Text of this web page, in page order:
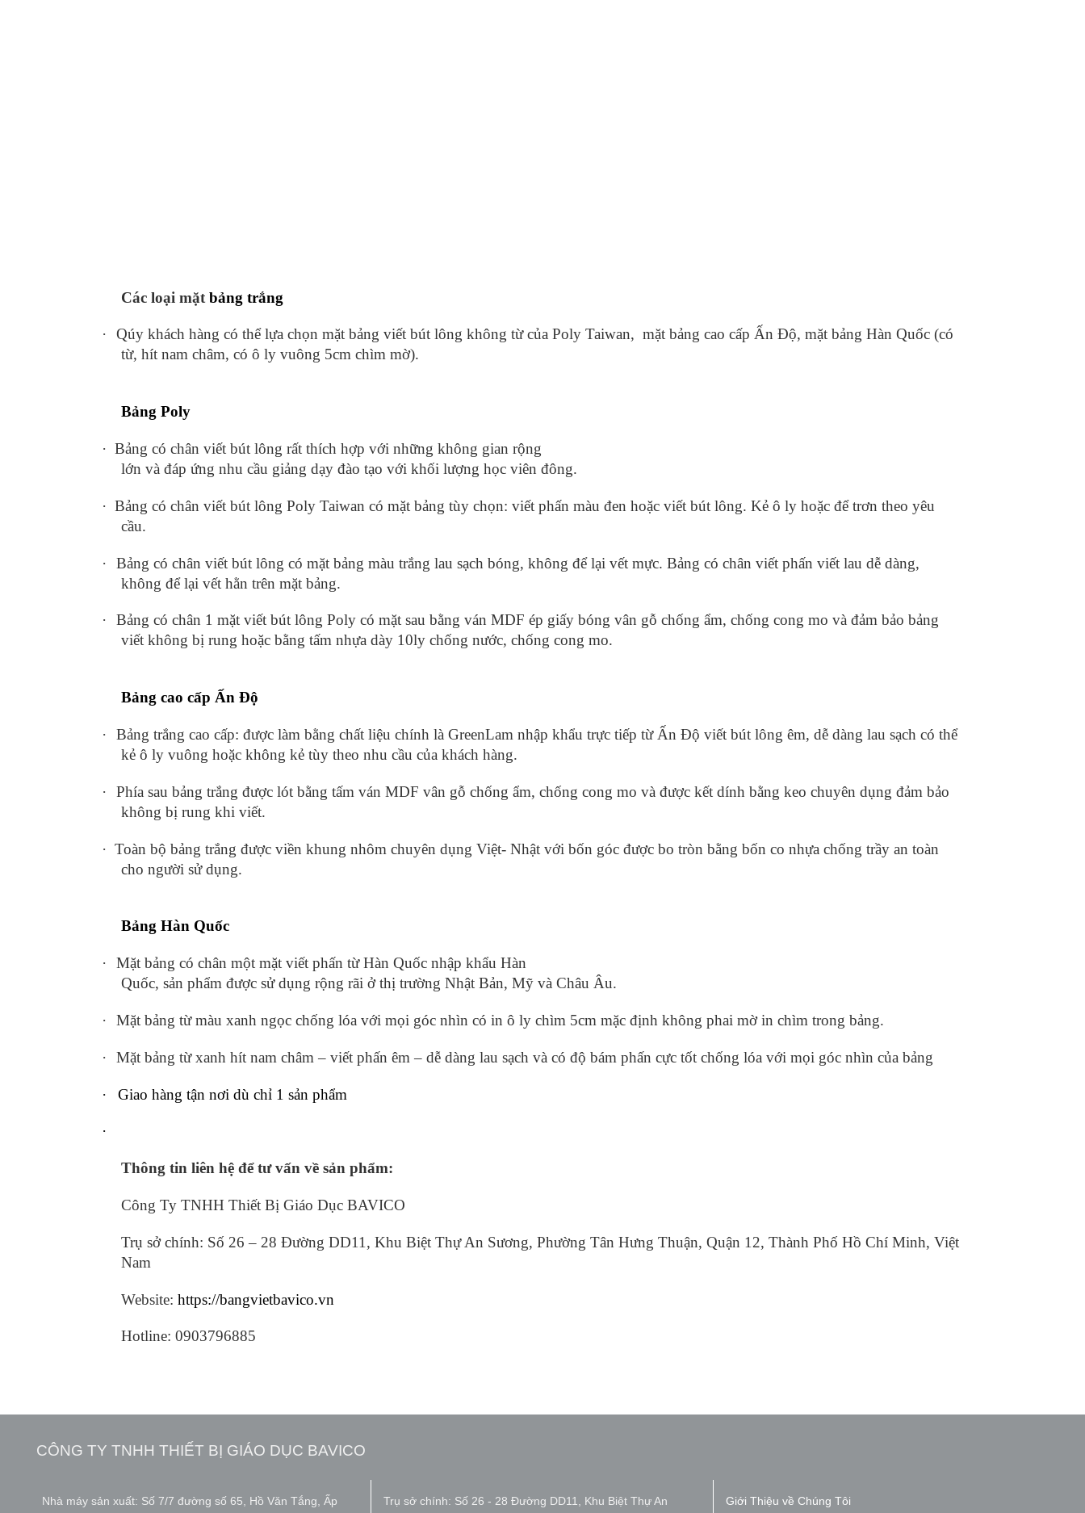
Các loại mặtbảng trắng
·
Qúy khách hàng có thể lựa chọn mặt bảng viết bút lông không từ của Poly Taiwan, mặt bảng cao cấp Ấn Độ, mặt bảng Hàn Quốc (có
từ, hít nam châm, có ô ly vuông 5cm chìm mờ).
Bảng Poly
· Bảng có chân viết bút lông rất thích hợp với những không gian rộng
lớn và đáp ứng nhu cầu giảng dạy đào tạo với khối lượng học viên đông.
· Bảng có chân viết bút lông Poly Taiwan có mặt bảng tùy chọn: viết phấn màu đen hoặc viết bút lông. Kẻ ô ly hoặc để trơn theo yêu
cầu.
·
Bảng có chân viết bút lông có mặt bảng màu trắng lau sạch bóng, không để lại vết mực. Bảng có chân viết phấn viết lau dễ dàng,
không để lại vết hằn trên mặt bảng.
·
Bảng có chân 1 mặt viết bút lông Poly có mặt sau bằng ván MDF ép giấy bóng vân gỗ chống ẩm, chống cong mo và đảm bảo bảng
viết không bị rung hoặc bằng tấm nhựa dày 10ly chống nước, chống cong mo.
Bảng cao cấp Ấn Độ
·
Bảng trắng cao cấp: được làm bằng chất liệu chính là GreenLam nhập khẩu trực tiếp từ Ấn Độ viết bút lông êm, dễ dàng lau sạch có thể
kẻ ô ly vuông hoặc không kẻ tùy theo nhu cầu của khách hàng.
·
Phía sau bảng trắng được lót bằng tấm ván MDF vân gỗ chống ẩm, chống cong mo và được kết dính bằng keo chuyên dụng đảm bảo
không bị rung khi viết.
· Toàn bộ bảng trắng được viền khung nhôm chuyên dụng Việt- Nhật với bốn góc được bo tròn bằng bốn co nhựa chống trầy an toàn
cho người sử dụng.
Bảng Hàn Quốc
·
Mặt bảng có chân một mặt viết phấn từ Hàn Quốc nhập khẩu Hàn
Quốc, sản phẩm được sử dụng rộng rãi ở thị trường Nhật Bản, Mỹ và Châu Âu.
· Mặt bảng từ màu xanh ngọc chống lóa với mọi góc nhìn có in ô ly chìm 5cm mặc định không phai mờ in chìm trong bảng.
· Mặt bảng từ xanh hít nam châm – viết phấn êm – dễ dàng lau sạch và có độ bám phấn cực tốt chống lóa với mọi góc nhìn của bảng
· Giao hàng tận nơi dù chỉ 1 sản phẩm
·
Thông tin liên hệ để tư vấn về sản phẩm:
Công Ty TNHH Thiết Bị Giáo Dục BAVICO
Trụ sở chính: Số 26 – 28 Đường DD11, Khu Biệt Thự An Sương, Phường Tân Hưng Thuận, Quận 12, Thành Phố Hồ Chí Minh, Việt
Nam
Website:https://bangvietbavico.vn
Hotline: 0903796885
CÔNG TY TNHH THIẾT BỊ GIÁO DỤC BAVICO
Nhà máy sản xuất: Số 7/7 đường số 65, Hồ Văn Tắng, Ấp Trụ sở chính: Số 26 - 28 Đường DD11, Khu Biệt Thự An Giới Thiệu về Chúng Tôi